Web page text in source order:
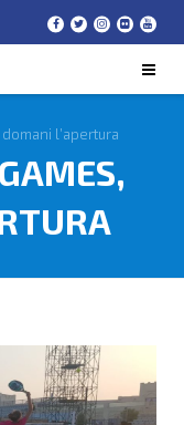
l’apertura